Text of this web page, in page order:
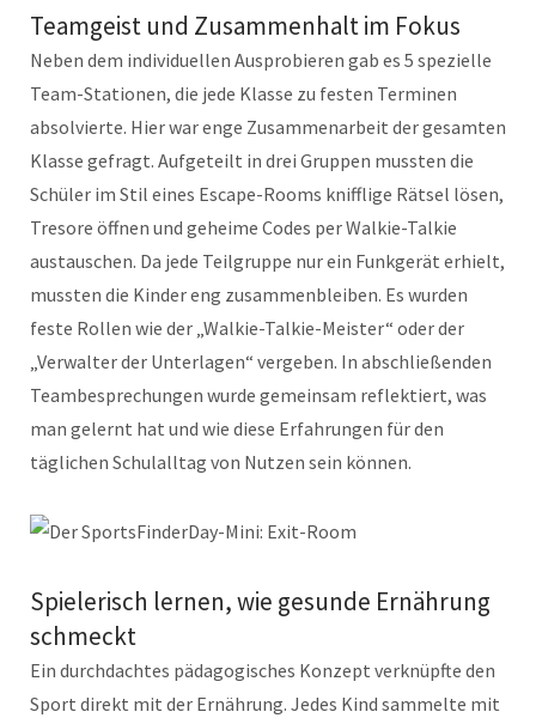
Teamgeist und Zusammenhalt im Fokus
Neben dem individuellen Ausprobieren gab es 5 spezielle
Team-Stationen, die jede Klasse zu festen Terminen
absolvierte. Hier war enge Zusammenarbeit der gesamten
Klasse gefragt. Aufgeteilt in drei Gruppen mussten die
Schüler im Stil eines Escape-Rooms knifflige Rätsel lösen,
Tresore öffnen und geheime Codes per Walkie-Talkie
austauschen. Da jede Teilgruppe nur ein Funkgerät erhielt,
mussten die Kinder eng zusammenbleiben. Es wurden
feste Rollen wie der „Walkie-Talkie-Meister“ oder der
„Verwalter der Unterlagen“ vergeben. In abschließenden
Teambesprechungen wurde gemeinsam reflektiert, was
man gelernt hat und wie diese Erfahrungen für den
täglichen Schulalltag von Nutzen sein können.
Spielerisch lernen, wie gesunde Ernährung
schmeckt
Ein durchdachtes pädagogisches Konzept verknüpfte den
Sport direkt mit der Ernährung. Jedes Kind sammelte mit